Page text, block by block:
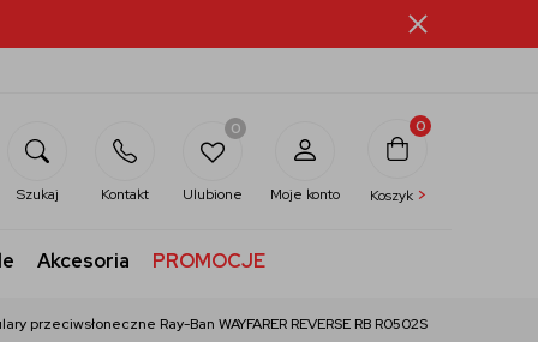
Szukaj Kontakt
0
Ulubione Moje konto
0
Koszyk >
Akcesoria PROMOCJE
przeciwsłoneczne Ray-Ban WAYFARER REVERSE RB R0502S